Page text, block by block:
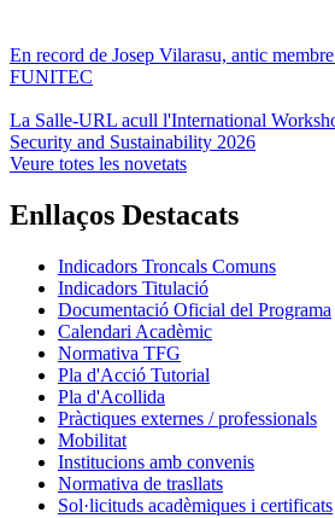
En record de Josep Vilarasu, antic
FUNITEC
La Salle-URL acull l'International
Security and Sustainability 2026
Veure totes les novetats
Enllaços Destacats
Indicadors Troncals Comuns
Indicadors Titulació
Documentació Oficial del Programa
Calendari Acadèmic
Normativa TFG
Pla d'Acció Tutorial
Pla d'Acollida
Pràctiques externes / professionals
Mobilitat
Institucions amb convenis
Normativa de trasllats
Sol·licituds acadèmiques i certificats